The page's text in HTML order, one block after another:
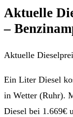
Aktuelle
–
Aktuelle
Ein Liter Diesel
in Wetter (Ruhr).
Diesel bei 1.669€